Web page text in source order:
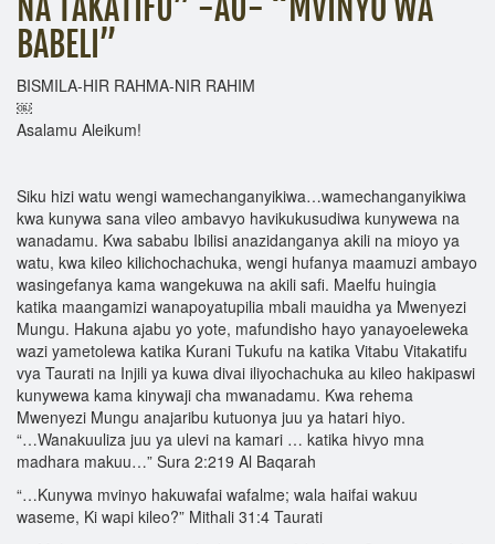
BABELI”
BISMILA-HIR RAHMA-NIR RAHIM
￼
Asalamu Aleikum!
Siku hizi watu wengi wamechanganyikiwa…wamechanganyikiwa
kwa kunywa sana vileo ambavyo havikukusudiwa kunywewa na
wanadamu. Kwa sababu Ibilisi anazidanganya akili na mioyo ya
watu, kwa kileo kilichochachuka, wengi hufanya maamuzi ambayo
wasingefanya kama wangekuwa na akili safi. Maelfu huingia
katika maangamizi wanapoyatupilia mbali mauidha ya Mwenyezi
Mungu. Hakuna ajabu yo yote, mafundisho hayo yanayoeleweka
wazi yametolewa katika Kurani Tukufu na katika Vitabu Vitakatifu
vya Taurati na Injili ya kuwa divai iliyochachuka au kileo hakipaswi
kunywewa kama kinywaji cha mwanadamu. Kwa rehema
Mwenyezi Mungu anajaribu kutuonya juu ya hatari hiyo.
“…Wanakuuliza juu ya ulevi na kamari … katika hivyo mna
madhara makuu…” Sura 2:219 Al Baqarah
“…Kunywa mvinyo hakuwafai wafalme; wala haifai wakuu
waseme, Ki wapi kileo?” Mithali 31:4 Taurati